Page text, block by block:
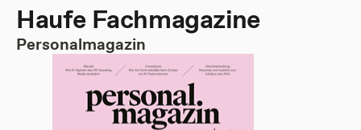
Haufe Fachmagazine
Personalmagazin